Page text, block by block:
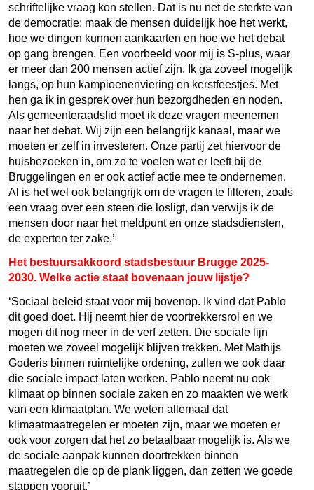
schriftelijke vraag kon stellen. Dat is nu net de sterkte van
de democratie: maak de mensen duidelijk hoe het werkt,
hoe we dingen kunnen aankaarten en hoe we het debat
op gang brengen. Een voorbeeld voor mij is S-plus, waar
er meer dan 200 mensen actief zijn. Ik ga zoveel mogelijk
langs, op hun kampioenenviering en kerstfeestjes. Met
hen ga ik in gesprek over hun bezorgdheden en noden.
Als gemeenteraadslid moet ik deze vragen meenemen
naar het debat. Wij zijn een belangrijk kanaal, maar we
moeten er zelf in investeren. Onze partij zet hiervoor de
huisbezoeken in, om zo te voelen wat er leeft bij de
Bruggelingen en er ook actief actie mee te ondernemen.
Al is het wel ook belangrijk om de vragen te filteren, zoals
een vraag over een steen die losligt, dan verwijs ik de
mensen door naar het meldpunt en onze stadsdiensten,
de experten ter zake.’
Het bestuursakkoord stadsbestuur Brugge 2025-
2030. Welke actie staat bovenaan jouw lijstje?
‘Sociaal beleid staat voor mij bovenop. Ik vind dat Pablo
dit goed doet. Hij neemt hier de voortrekkersrol en we
mogen dit nog meer in de verf zetten. Die sociale lijn
moeten we zoveel mogelijk blijven trekken. Met Mathijs
Goderis binnen ruimtelijke ordening, zullen we ook daar
die sociale impact laten werken. Pablo neemt nu ook
klimaat op binnen sociale zaken en zo maakten we werk
van een klimaatplan. We weten allemaal dat
klimaatmaatregelen er moeten zijn, maar we moeten er
ook voor zorgen dat het zo betaalbaar mogelijk is. Als we
de sociale aanpak kunnen doortrekken binnen
maatregelen die op de plank liggen, dan zetten we goede
stappen vooruit.’